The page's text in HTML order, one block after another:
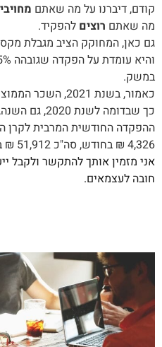
קודם, דיברנו על מה שאתם
מה שאתם רוצים להפקיד.
גם כאן, המחוקק הציב מגבלת
במשק.
כאמור, בשנת 2021, השכר הממוצע הוקפא ונותר ללא שינוי,
כך שבדומה לשנת 2020, גם השנה,
ההפקדה החודשית המרבית לקרן
4,326 ₪ בחודש, סה"כ 51,912 ₪ בשנה.
אני מזמין אותך להתקשר ולקבל
חובה לעצמאים.